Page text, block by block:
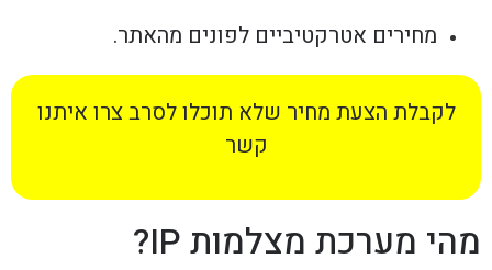
מחירים אטרקטיביים לפונים מהאתר.
לקבלת הצעת מחיר שלא תוכלו לסרב צרו איתנו
קשר
מהי מערכת מצלמות IP?